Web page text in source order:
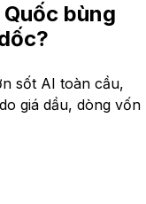
bùng
sốt AI toàn cầu,
giá dầu, dòng vốn